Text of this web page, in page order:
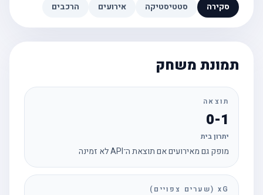
סקירה סטטיסטיקה אירועים הרכבים
תמונת משחק
תוצאה
0-1
יתרון בית
מופק גם מאירועים אם תוצאת ה־API לא זמינה
xG (שערים צפויים)